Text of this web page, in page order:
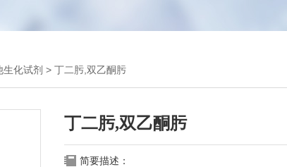
生化试剂 > 丁二肟,双乙酮肟
丁二肟,双乙酮肟
简要描述：